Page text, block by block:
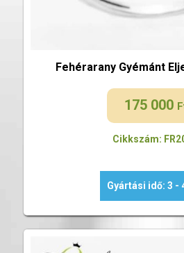
Fehérarany Gyémánt
175 000
Cikkszám:
Gyártási idő: 3 -